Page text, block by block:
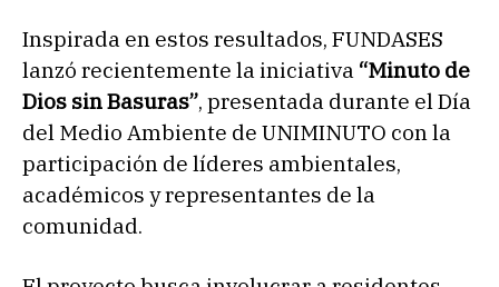
Inspirada en estos resultados, FUNDASES
lanzó recientemente la iniciativa “Minuto de
Dios sin Basuras”, presentada durante el Día
del Medio Ambiente de UNIMINUTO con la
participación de líderes ambientales,
académicos y representantes de la
comunidad.